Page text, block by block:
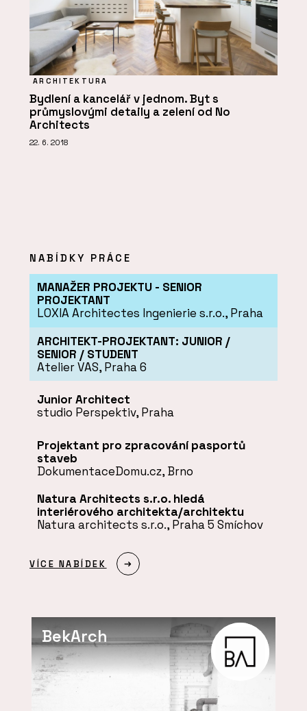
ARCHITEKTURA
Bydlení a kancelář v jednom. Byt s
průmyslovými detaily a zelení od No
Architects
22. 6. 2018
NABÍDKY PRÁCE
MANAŽER PROJEKTU - SENIOR
PROJEKTANT
LOXIA Architectes Ingenierie s.r.o., Praha
ARCHITEKT-PROJEKTANT: JUNIOR /
SENIOR / STUDENT
Atelier VAS, Praha 6
Junior Architect
studio Perspektiv, Praha
Projektant pro zpracování pasportů
staveb
DokumentaceDomu.cz, Brno
Natura Architects s.r.o. hledá
interiérového architekta/architektu
Natura architects s.r.o., Praha 5 Smíchov
VÍCE NABÍDEK
BekArch